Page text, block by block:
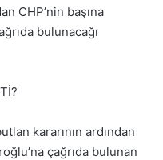
CHP’nin başına
bulunacağı
kararının ardından
çağrıda bulunan